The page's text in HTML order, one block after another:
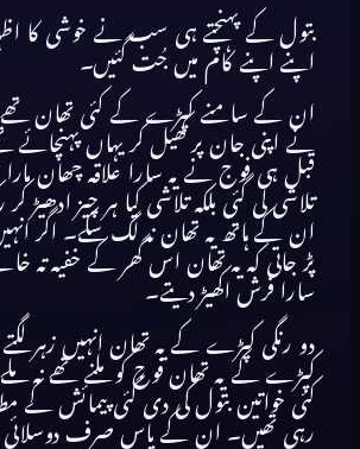
بتول کے پہنچتے ہی سب نے خوشی کا
اپنے اپنے کام میں جُت گئیں۔
ان کے سامنے کپڑے کے کئی تھان تھے
نے اپنی جان پر کھیل کر یہاں پہنچائے
قبل ہی فوج نے یہ سارا علاقہ چھان مارا
تلاشی لی گئی بلکہ تلاشی کیا ہر چیز ادھیڑ
ان کے ہاتھ یہ تھان نہ لگ سکے۔ اگر
پڑ جاتی کہ یہ تھان اس گھر کے خفیہ تہ
سارا فرش اکھیڑ دیتے۔
دو رنگی کپڑے کے یہ تھان انہیں زہر
کپڑے کے یہ تھان فوج کو ملنے تھے نہ
کئی خواتین بتول کی دی گئی پیمائش کے
رہی تھیں۔ ان کے پاس صرف دوسلائی